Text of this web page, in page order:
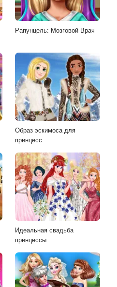
Рапунцель: Мозговой Врач
Образ эскимоса для
принцесс
Идеальная свадьба
принцессы